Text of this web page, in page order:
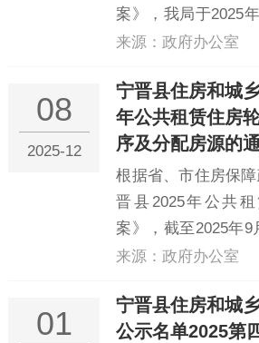
案》，我局于2025
年公共租赁住房摇号
住房和城乡建设局
单.doc
来源：政府办公室
08
2025-12
宁晋县住房和城
年公共租赁住房
序及分配房源的
根据省、市住房保
晋县2025年公共
案》，截至2025年9
庭取得住房保障资格
件），本次待分配
在以下小区：一、阳
来源：政府办公室
01
宁晋县住房和城
公示名单2025第